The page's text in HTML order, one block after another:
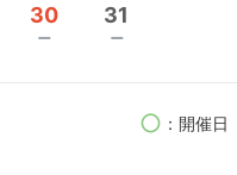
※全県模試、季節講習
30
remove
31
remove
circle ：開催日